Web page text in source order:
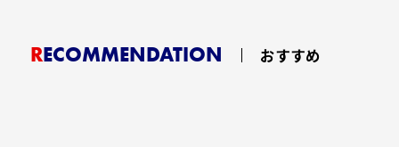
RECOMMENDATION おすすめ